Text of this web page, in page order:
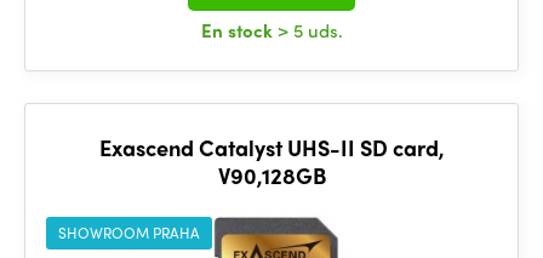
En stock > 5 uds.
Exascend Catalyst UHS-II SD card,
V90,128GB
SHOWROOM PRAHA